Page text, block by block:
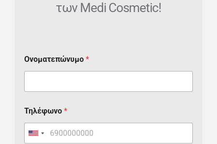
των Medi Cosmetic!
Ονοματεπώνυμο*
Τηλέφωνο*
U